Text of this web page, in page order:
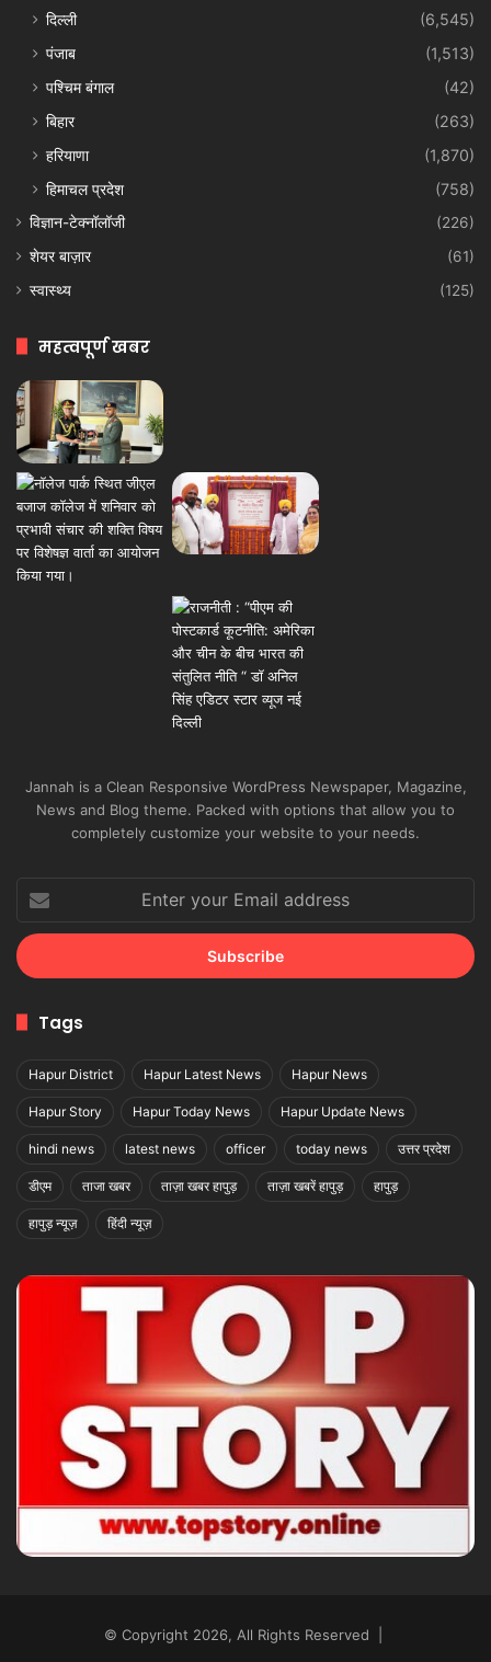
दिल्ली
(6,545)
पंजाब
(1,513)
पश्चिम बंगाल
(42)
बिहार
(263)
हरियाणा
(1,870)
हिमाचल प्रदेश
(758)
विज्ञान-टेक्नॉलॉजी
(226)
शेयर बाज़ार
(61)
स्वास्थ्य
(125)
महत्वपूर्ण खबर
Jannah is a Clean Responsive WordPress Newspaper, Magazine,
News and Blog theme. Packed with options that allow you to
completely customize your website to your needs.
your
Email
address
Tags
Hapur District Hapur Latest News Hapur News
Hapur Story Hapur Today News Hapur Update News
hindi news latest news officer today news उत्तर प्रदेश
डीएम ताजा खबर ताज़ा खबर हापुड़ ताज़ा खबरें हापुड़ हापुड़
हापुड़ न्यूज़ हिंदी न्यूज़
© Copyright 2026, All Rights Reserved |